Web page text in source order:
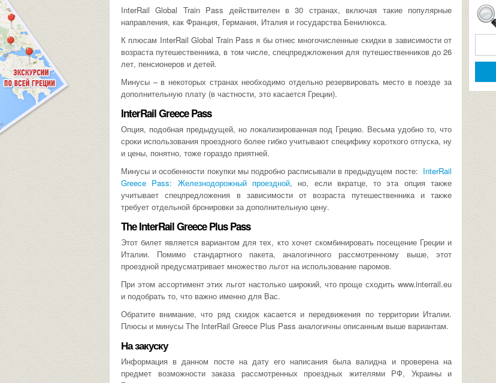
InterRail Global Train Pass действителен в 30 странах, включая такие популярные
направления, как Франция, Германия, Италия и государства Бенилюкса.
К плюсам InterRail Global Train Pass я бы отнес многочисленные скидки в зависимости от
возраста путешественника, в том числе, спецпреджложения для путешественников до 26
лет, пенсионеров и детей.
Минусы – в некоторых странах необходимо отдельно резервировать место в поезде за
дополнительную плату (в частности, это касается Греции).
InterRail Greece Pass
Опция, подобная предыдущей, но локализированная под Грецию. Весьма удобно то, что
сроки использования проездного более гибко учитывают специфику короткого отпуска, ну
и цены, понятно, тоже гораздо приятней.
Минусы и особенности покупки мы подробно расписывали в предыдущем посте: InterRail
Greece Pass: Железнодорожный проездной, но, если вкратце, то эта опция также
учитывает спецпредложения в зависимости от возраста путешественника и также
требует отдельной бронировки за дополнительную цену.
The InterRail Greece Plus Pass
Этот билет является вариантом для тех, кто хочет скомбинировать посещение Греции и
Италии. Помимо стандартного пакета, аналогичного рассмотренному выше, этот
проездной предусматривает множество льгот на использование паромов.
При этом ассортимент этих льгот настолько широкий, что проще сходить www.interrail.eu
и подобрать то, что важно именно для Вас.
Обратите внимание, что ряд скидок касается и передвижения по территории Италии.
Плюсы и минусы The InterRail Greece Plus Pass аналогичны описанным выше вариантам.
На закуску
Информация в данном посте на дату его написания была валидна и проверена на
предмет возможности заказа рассмотренных проездных жителями РФ, Украины и